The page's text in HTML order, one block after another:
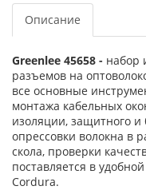
Описание
Greenlee 45658 - набор
разъемов на
все основные
монтажа кабельных
изоляции, защитного и
опрессовки волокна в
скола, проверки
поставляется в
Cordura.